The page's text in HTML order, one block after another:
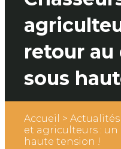
retour au
sous
Accueil > Actualités
et agriculteurs :
haute tension !